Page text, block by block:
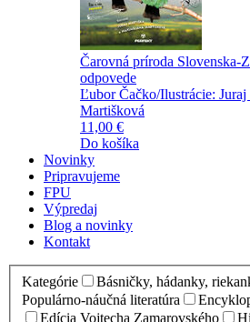
Čarovná príroda Slovenska-
odpovede
Ľubor Čačko/Ilustrácie:
Martišková
11,00 €
Do košíka
Novinky
Pripravujeme
FPU
Výpredaj
Blog a novinky
Kontakt
Kategórie Básničky, hádanky,
Populárno-náučná literatúra
Edícia Vojtecha Zamarovského